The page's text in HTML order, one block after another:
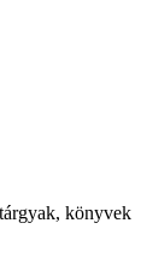
könyvek